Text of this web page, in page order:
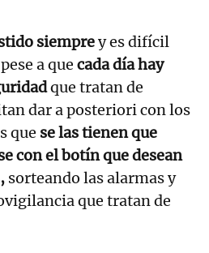
siemprey es difícil
a que cada día hay
que tratan de
dar a posteriori con los
que se las tienen que
con el botín que desean
sorteando las alarmas y
que tratan de